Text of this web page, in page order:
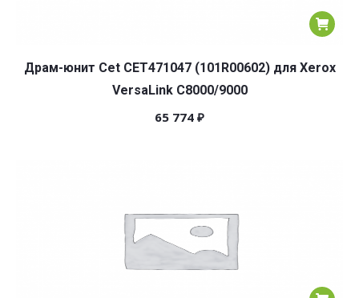
Драм-юнит Cet CET471047 (101R00602) для Xerox
VersaLink C8000/9000
65 774 ₽